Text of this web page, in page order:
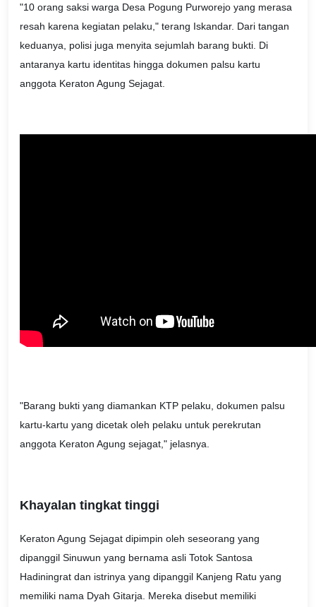
"10 orang saksi warga Desa Pogung Purworejo yang merasa
resah karena kegiatan pelaku," terang Iskandar. Dari tangan
keduanya, polisi juga menyita sejumlah barang bukti. Di
antaranya kartu identitas hingga dokumen palsu kartu
anggota Keraton Agung Sejagat.
"Barang bukti yang diamankan KTP pelaku, dokumen palsu
kartu-kartu yang dicetak oleh pelaku untuk perekrutan
anggota Keraton Agung sejagat," jelasnya.
Khayalan tingkat tinggi
Keraton Agung Sejagat dipimpin oleh seseorang yang
dipanggil Sinuwun yang bernama asli Totok Santosa
Hadiningrat dan istrinya yang dipanggil Kanjeng Ratu yang
memiliki nama Dyah Gitarja. Mereka disebut memiliki